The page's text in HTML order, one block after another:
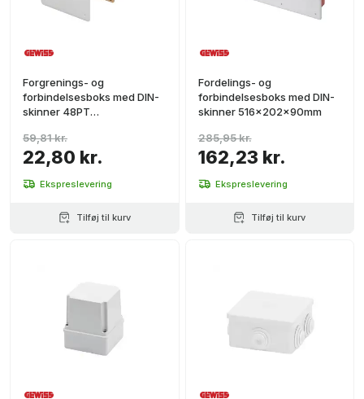
Forgrenings- og
forbindelsesboks med DIN-
skinner 48PT
22,80 kr.
59,81 kr.
Ekspreslevering
Tilføj til kurv
Fordelings- og
forbindelsesboks med DIN-
skinner 516x202x90mm
162,23 kr.
285,95 kr.
Ekspreslevering
Tilføj til kurv